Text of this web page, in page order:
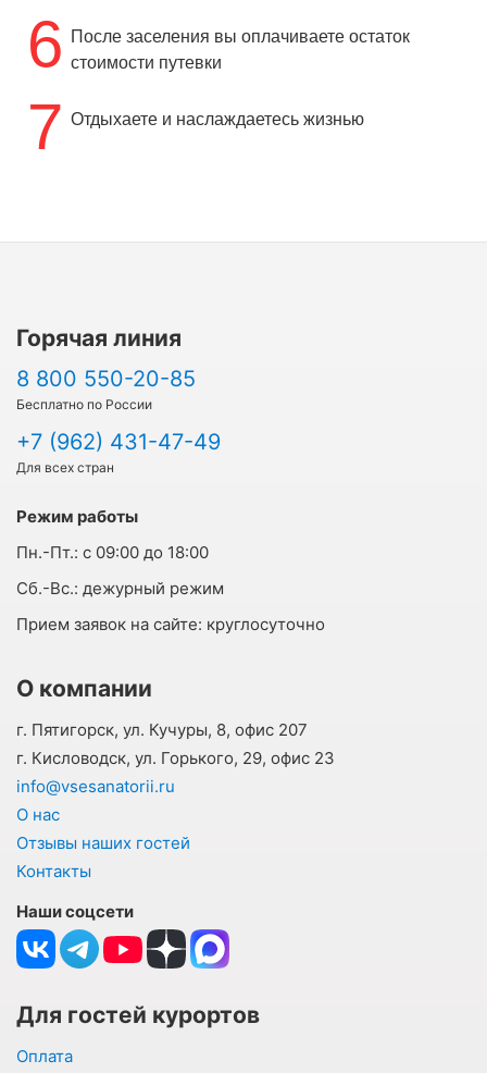
6
После заселения вы оплачиваете остаток
стоимости путевки
7 Отдыхаете и наслаждаетесь жизнью
Горячая линия
8 800 550-20-85
Бесплатно по России
+7 (962) 431-47-49
Для всех стран
Режим работы
Пн.-Пт.: с 09:00 до 18:00
Cб.-Вс.: дежурный режим
Прием заявок на сайте: круглосуточно
О компании
г. Пятигорск, ул. Кучуры, 8, офис 207
г. Кисловодск, ул. Горького, 29, офис 23
info@vsesanatorii.ru
О нас
Отзывы наших гостей
Контакты
Наши соцсети
Для гостей курортов
Оплата